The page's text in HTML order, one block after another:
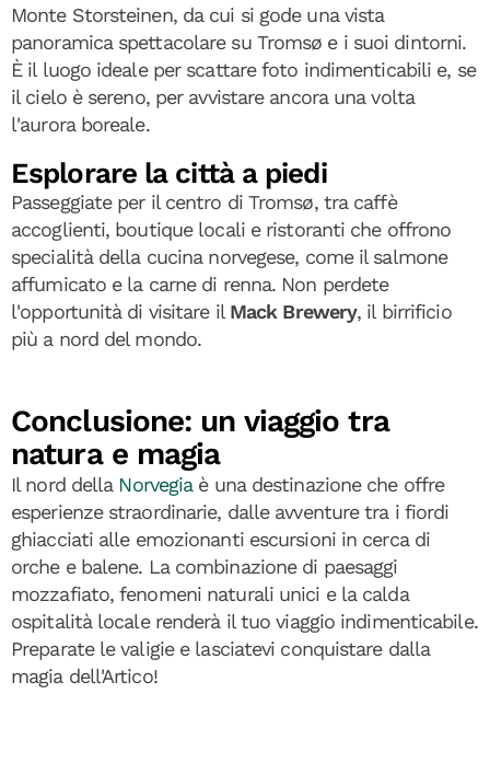
Monte Storsteinen, da cui si gode una vista
panoramica spettacolare su Tromsø e i suoi dintorni.
È il luogo ideale per scattare foto indimenticabili e, se
il cielo è sereno, per avvistare ancora una volta
l'aurora boreale.
Esplorare la città a piedi
Passeggiate per il centro di Tromsø, tra caffè
accoglienti, boutique locali e ristoranti che offrono
specialità della cucina norvegese, come il salmone
affumicato e la carne di renna. Non perdete
l'opportunità di visitare il Mack Brewery, il birrificio
più a nord del mondo.
Conclusione: un viaggio tra
natura e magia
Il nord della Norvegiaè una destinazione che offre
esperienze straordinarie, dalle avventure tra i fiordi
ghiacciati alle emozionanti escursioni in cerca di
orche e balene. La combinazione di paesaggi
mozzafiato, fenomeni naturali unici e la calda
ospitalità locale renderà il tuo viaggio indimenticabile.
Preparate le valigie e lasciatevi conquistare dalla
magia dell'Artico!